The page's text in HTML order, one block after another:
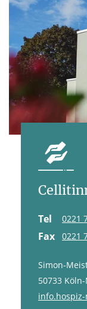
Simon-
50733
Tel 0221
Fax 0221